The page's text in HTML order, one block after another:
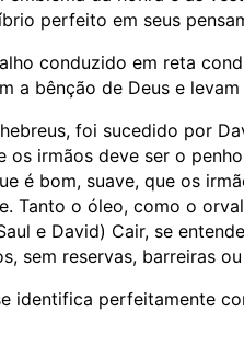
perfeito em seus
conduzido em reta
a bênção de Deus e
foi sucedido por
os irmãos deve ser o
é bom, suave, que os
Tanto o óleo, como o
e David) Cair, se
sem reservas, barreiras
identifica perfeitamente